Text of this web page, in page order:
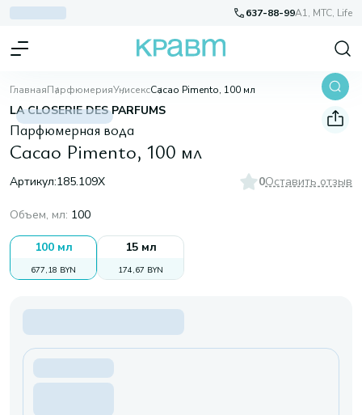
637-88-99A1, МТС, Life
ГлавнаяПарфюмерияУнисексCacao Pimento, 100 мл
LA CLOSERIE DES PARFUMS
Парфюмерная вода
Cacao Pimento, 100 мл
Артикул:185.109X 0Оставить отзыв
Объем, мл: 100
100 мл
677,18 BYN
15 мл
174,67 BYN